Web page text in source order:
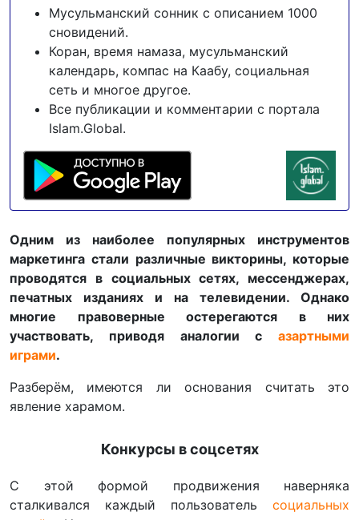
Мусульманский сонник с описанием 1000
сновидений.
Коран, время намаза, мусульманский
календарь, компас на Каабу, социальная
сеть и многое другое.
Все публикации и комментарии с портала
Islam.Global.
Одним из наиболее популярных инструментов
маркетинга стали различные викторины, которые
проводятся в социальных сетях, мессенджерах,
печатных изданиях и на телевидении. Однако
многие правоверные остерегаются в них
участвовать, приводя аналогии с азартными
играми.
Разберём, имеются ли основания считать это
явление харамом.
Конкурсы в соцсетях
С этой формой продвижения наверняка
сталкивался каждый пользователь социальных